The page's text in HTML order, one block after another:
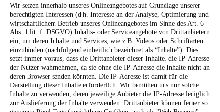
Wir setzen innerhalb unseres Onlineangebotes auf Grundlage unserer
berechtigten Interessen (d.h. Interesse an der Analyse, Optimierung und
wirtschaftlichem Betrieb unseres Onlineangebotes im Sinne des Art. 6
Abs. 1 lit. f. DSGVO) Inhalts- oder Serviceangebote von Drittanbietern
ein, um deren Inhalte und Services, wie z.B. Videos oder Schriftarten
einzubinden (nachfolgend einheitlich bezeichnet als “Inhalte”). Dies
setzt immer voraus, dass die Drittanbieter dieser Inhalte, die IP-Adresse
der Nutzer wahrnehmen, da sie ohne die IP-Adresse die Inhalte nicht an
deren Browser senden könnten. Die IP-Adresse ist damit für die
Darstellung dieser Inhalte erforderlich. Wir bemühen uns nur solche
Inhalte zu verwenden, deren jeweilige Anbieter die IP-Adresse lediglich
zur Auslieferung der Inhalte verwenden. Drittanbieter können ferner so